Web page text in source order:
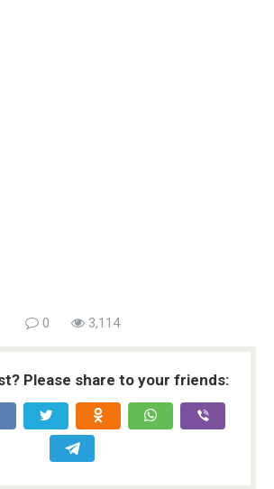
0 3,114
Please share to your friends: